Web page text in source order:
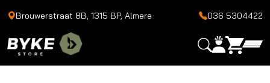
Brouwerstraat 8B, 1315 BP, Almere 036 5304422